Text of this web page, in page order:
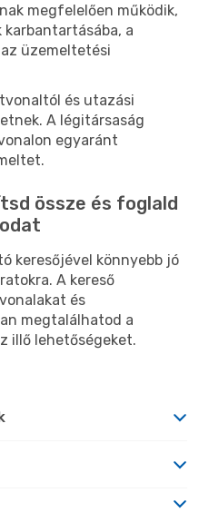
megfelelően működik,
a
üzemeltetési
és utazási
A légitársaság
egyaránt
össze és foglald
keresőjével könnyebb jó
A kereső
és
megtalálhatod a
illő lehetőségeket.